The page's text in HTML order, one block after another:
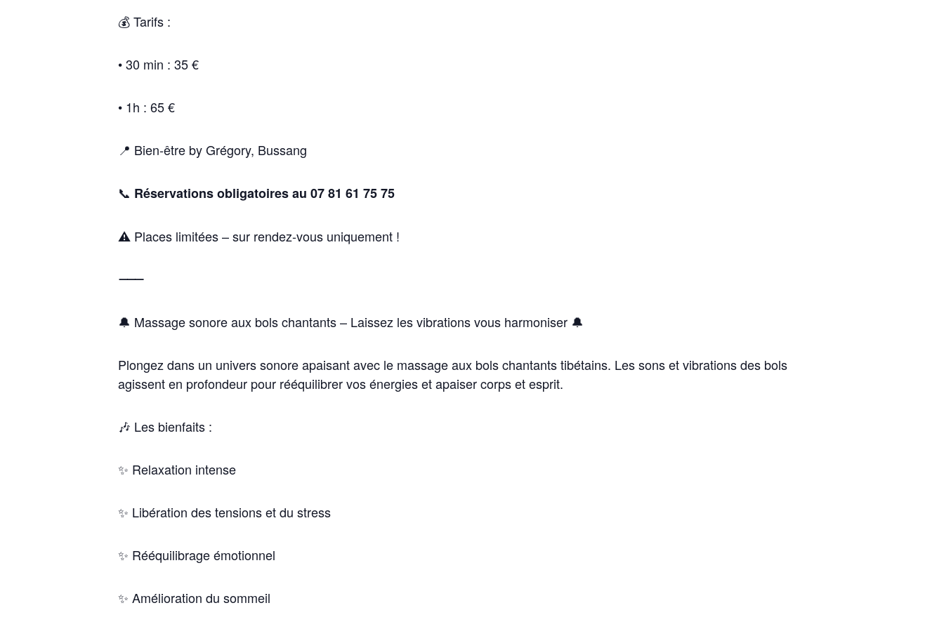
💰Tarifs :
• 30 min : 35 €
• 1h : 65 €
📍 Bien-être by Grégory, Bussang
📞 Réservations obligatoires au 07 81 61 75 75
⚠️ Places limitées – sur rendez-vous uniquement !
⸻
🔔 Massage sonore aux bols chantants – Laissez les vibrations vous harmoniser 🔔
Plongez dans un univers sonore apaisant avec le massage aux bols chantants tibétains. Les sons et vibrations des bols
agissent en profondeur pour rééquilibrer vos énergies et apaiser corps et esprit.
🎶 Les bienfaits :
✨ Relaxation intense
✨ Libération des tensions et du stress
✨ Rééquilibrage émotionnel
✨ Amélioration du sommeil